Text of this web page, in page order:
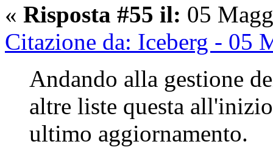
« Risposta #55 il: 05
Citazione da: Iceberg - 05
Andando alla gestione
altre liste questa
ultimo aggiornamento.